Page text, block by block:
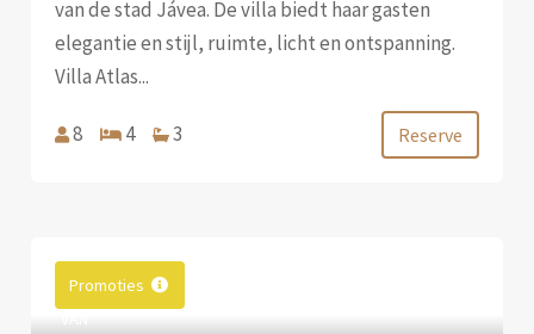
van de stad Jávea. De villa biedt haar gasten
elegantie en stijl, ruimte, licht en ontspanning.
Villa Atlas...
8 4 3 Reserve
Promoties